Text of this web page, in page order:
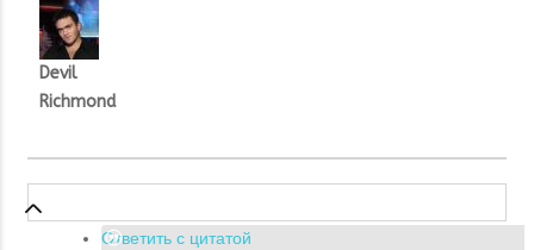
Devil
Richmond
Ответить с цитатой